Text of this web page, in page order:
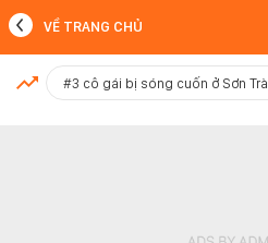
MỚI NHẤT
VỀ TRANG CHỦ
#3 cô gái bị sóng cuốn ở Sơn Trà